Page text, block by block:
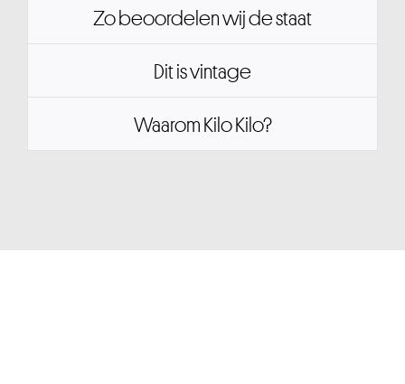
Zo beoordelen wij de staat
Dit is vintage
Waarom Kilo Kilo?